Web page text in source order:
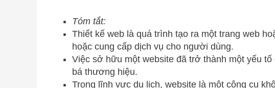
Tóm tắt:
Thiết kế web là quá trình tạo ra một trang web
hoặc cung cấp dịch vụ cho người dùng.
Việc sở hữu một website đã trở thành một yếu
bá thương hiệu.
Trong lĩnh vực du lịch, website là một công cụ